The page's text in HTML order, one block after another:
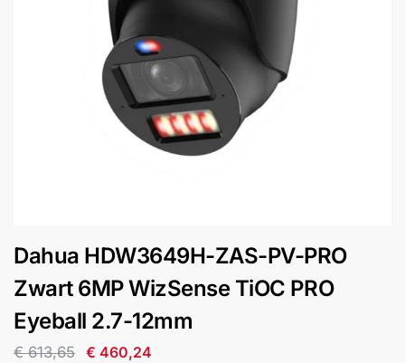
samenstellen
&
Intercom
Branddetectie
Dahua HDW3649H-ZAS-PV-PRO
Zwart 6MP WizSense TiOC PRO
Eyeball 2.7-12mm
€613,65 € 460,24